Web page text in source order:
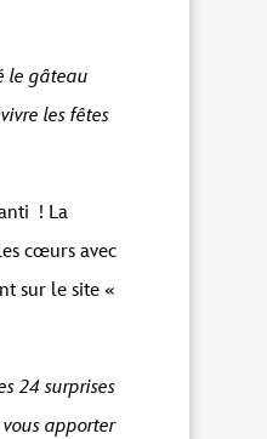
le gâteau
les fêtes
! La
cœurs avec
sur le site «
24 surprises
apporter